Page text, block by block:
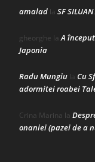
amalad la SF
gheorghe laA
Japonia
Radu Mungiu la Cu
adormitei roabei
Crina Marina la
onaniei (pazei de a